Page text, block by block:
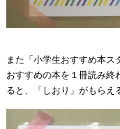
また「小学生おすすめ本ス
おすすめの本を１冊読み終
ると、「しおり」がもらえ